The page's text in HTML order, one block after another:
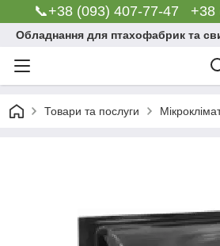
📞+38 (093) 407-77-47 +38
Обладнання для птахофабрик та
Товари та послуги